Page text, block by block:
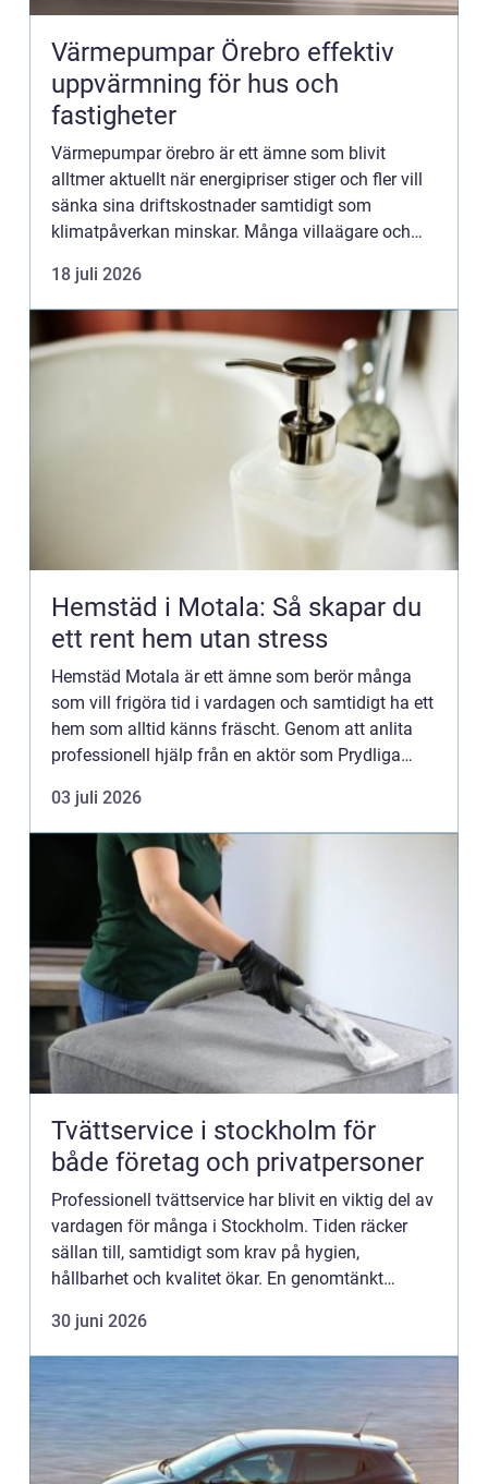
Värmepumpar Örebro effektiv
uppvärmning för hus och
fastigheter
Värmepumpar örebro är ett ämne som blivit
alltmer aktuellt när energipriser stiger och fler vill
sänka sina driftskostnader samtidigt som
klimatpåverkan minskar. Många villaägare och
byta från direktver...
18 juli 2026
Hemstäd i Motala: Så skapar du
ett rent hem utan stress
Hemstäd Motala är ett ämne som berör många
som vill frigöra tid i vardagen och samtidigt ha ett
hem som alltid känns fräscht. Genom att anlita
professionell hjälp från en aktör som Prydliga
03 juli 2026
Tvättservice i stockholm för
både företag och privatpersoner
Professionell tvättservice har blivit en viktig del av
vardagen för många i Stockholm. Tiden räcker
sällan till, samtidigt som krav på hygien,
hållbarhet och kvalitet ökar. En genomtänkt
utan kan ocks...
30 juni 2026